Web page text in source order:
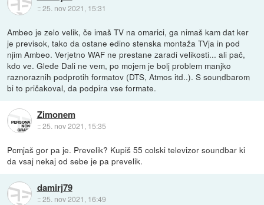
::25. nov 2021, 15:31
Ambeo je zelo velik, če imaš TV na omarici, ga nimaš kam dat ker
je previsok, tako da ostane edino stenska montaža TVja in pod
njim Ambeo. Verjetno WAF ne prestane zaradi velikosti... ali pač,
kdo ve. Glede Dali ne vem, po mojem je bolj problem manjko
raznoraznih podprotih formatov (DTS, Atmos itd..). S soundbarom
bi to pričakoval, da podpira vse formate.
Zimonem
::25. nov 2021, 15:35
Pcmjaš gor pa je. Prevelik? Kupiš 55 colski televizor soundbar ki
da vsaj nekaj od sebe je pa prevelik.
damirj79
::25. nov 2021, 16:49